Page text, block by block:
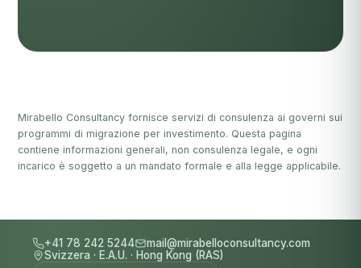
Mirabello Consultancy fornisce servizi di consulenza ai governi sui
programmi di migrazione per investimento. Questa pagina
contiene informazioni generali, non consulenza legale, e ogni
incarico è soggetto a un mandato formale e alla legge applicabile.
+41 78 242 5244
mail@mirabelloconsultancy.com
Svizzera · E.A.U. · Hong Kong (RAS)